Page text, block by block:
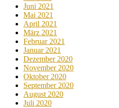
Juni 2021
Mai 2021
April 2021
März 2021
Februar 2021
Januar 2021
Dezember 2020
November 2020
Oktober 2020
September 2020
August 2020
Juli 2020